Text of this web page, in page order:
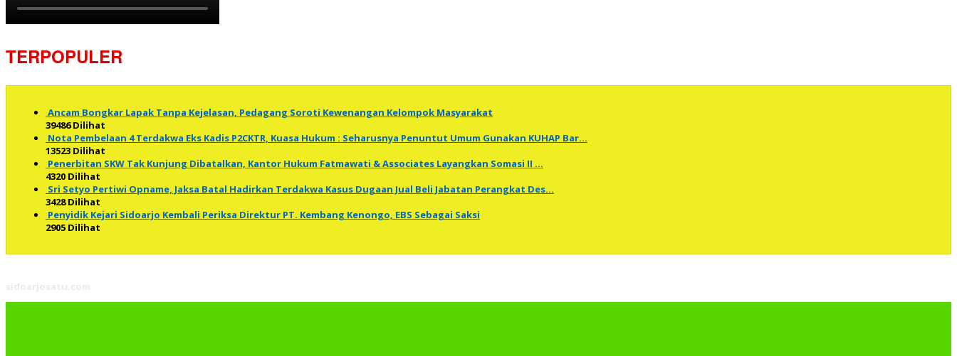
TERPOPULER
Ancam Bongkar Lapak Tanpa Kejelasan, Pedagang Soroti Kewenangan Kelompok Masyarakat
39486 Dilihat
Nota Pembelaan 4 Terdakwa Eks Kadis P2CKTR, Kuasa Hukum : Seharusnya Penuntut Umum Gunakan KUHAP Bar…
13523 Dilihat
Penerbitan SKW Tak Kunjung Dibatalkan, Kantor Hukum Fatmawati & Associates Layangkan Somasi II …
4320 Dilihat
Sri Setyo Pertiwi Opname, Jaksa Batal Hadirkan Terdakwa Kasus Dugaan Jual Beli Jabatan Perangkat Des…
3428 Dilihat
Penyidik Kejari Sidoarjo Kembali Periksa Direktur PT. Kembang Kenongo, EBS Sebagai Saksi
2905 Dilihat